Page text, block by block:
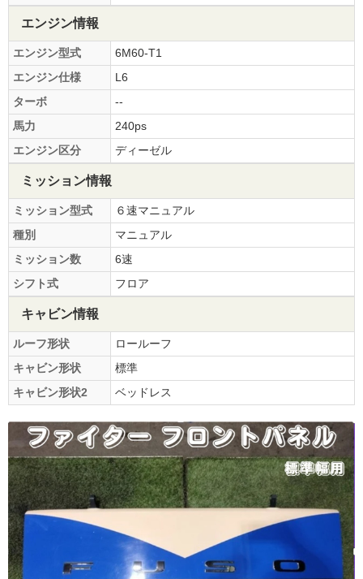
エンジン情報
エンジン型式
6M60-T1
エンジン仕様
L6
ターボ
--
馬力
240ps
エンジン区分
ディーゼル
ミッション情報
ミッション型式
６速マニュアル
種別
マニュアル
ミッション数
6速
シフト式
フロア
キャビン情報
ルーフ形状
ロールーフ
キャビン形状
標準
キャビン形状2
ベッドレス